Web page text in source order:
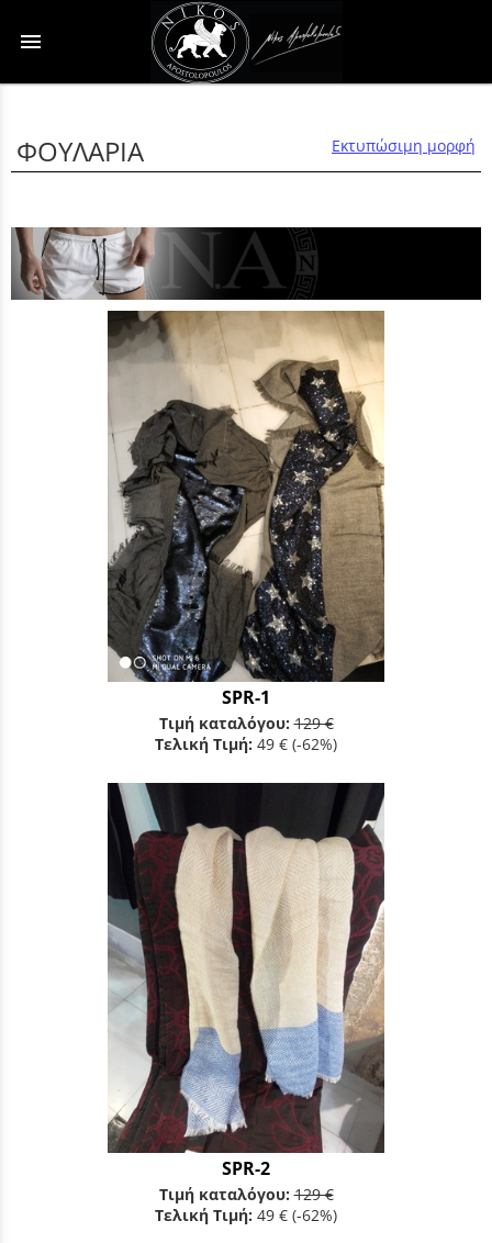
menu
Εκτυπώσιμη μορφή
ΦΟΥΛΑΡΙΑ
SPR-1
Τιμή καταλόγου: 129 €
Τελική Τιμή: 49 € (-62%)
SPR-2
Τιμή καταλόγου: 129 €
Τελική Τιμή: 49 € (-62%)